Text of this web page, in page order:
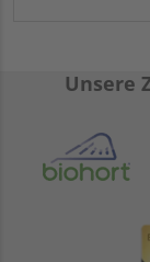
Unsere